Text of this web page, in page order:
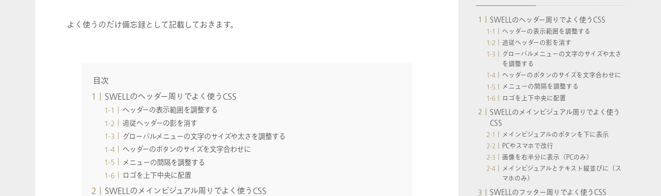
よく使うのだけ備忘録として記載しておきます。
目次
SWELLのヘッダー周りでよく使うCSS
ヘッダーの表示範囲を調整する
追従ヘッダーの影を消す
グローバルメニューの文字のサイズや太さを調整する
ヘッダーのボタンのサイズを文字合わせに
メニューの間隔を調整する
ロゴを上下中央に配置
SWELLのメインビジュアル周りでよく使うCSS
SWELLのヘッダー周りでよく使うCSS
ヘッダーの表示範囲を調整する
追従ヘッダーの影を消す
グローバルメニューの文字のサイズや太さ
を調整する
ヘッダーのボタンのサイズを文字合わせに
メニューの間隔を調整する
ロゴを上下中央に配置
SWELLのメインビジュアル周りでよく使う
CSS
メインビジュアルのボタンを下に表示
PCやスマホで改行
画像を右半分に表示（PCのみ）
メインビジュアルとテキスト縦並びに（ス
マホのみ）
SWELLのフッター周りでよく使うCSS